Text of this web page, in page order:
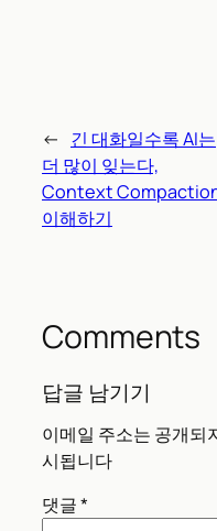
← 긴 대화일수록 AI는
더 많이 잊는다,
Context
이해하기
Comments
답글 남기기
이메일 주소는 공개되
시됩니다
댓글*